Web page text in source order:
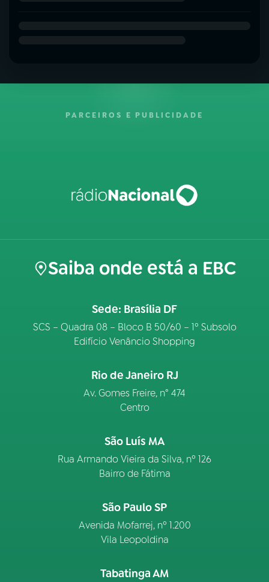
PARCEIROS E PUBLICIDADE
Saiba onde está a EBC
Sede: Brasília DF
SCS – Quadra 08 – Bloco B 50/60 – 1º Subsolo
Edifício Venâncio Shopping
Rio de Janeiro RJ
Av. Gomes Freire, n° 474
Centro
São Luís MA
Rua Armando Vieira da Silva, nº 126
Bairro de Fátima
São Paulo SP
Avenida Mofarrej, nº 1.200
Vila Leopoldina
Tabatinga AM